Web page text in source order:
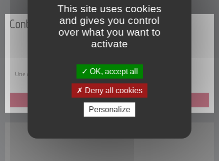
Contactez-nous
Une question, une remarque, une suggestion, un commentaire ?
ENVOYEZ-NOUS UN MESSAGE
This site uses cookies
and gives you control
over what you want to
activate
OK, accept all
Deny all cookies
Personalize